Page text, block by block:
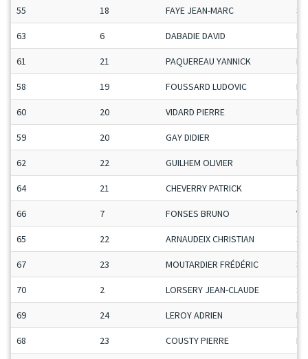
55 18 FAYE JEAN-MARC
63 6 DABADIE DAVID H-
61 21 PAQUEREAU YANNICK
58 19 FOUSSARD LUDOVIC
60 20 VIDARD PIERRE
59 20 GAY DIDIER
62 22 GUILHEM OLIVIER
64 21 CHEVERRY PATRICK
66 7 FONSES BRUNO
65 22 ARNAUDEIX CHRISTIAN
67 23 MOUTARDIER FRÉDÉRIC
70 2 LORSERY JEAN-CLAUDE
69 24 LEROY ADRIEN
68 23 COUSTY PIERRE